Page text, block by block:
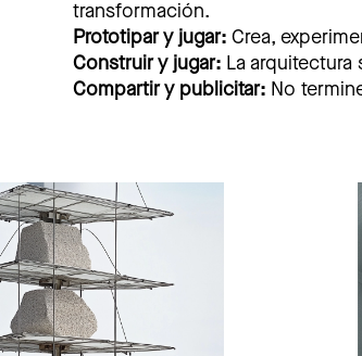
transformación.
Prototipar y jugar: Crea,
Construir y jugar: La arquitectura
Compartir y publicitar: No